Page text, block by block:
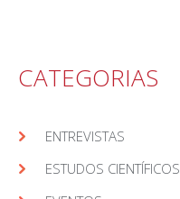
CATEGORIAS
ENTREVISTAS
ESTUDOS CIENTÍFICOS